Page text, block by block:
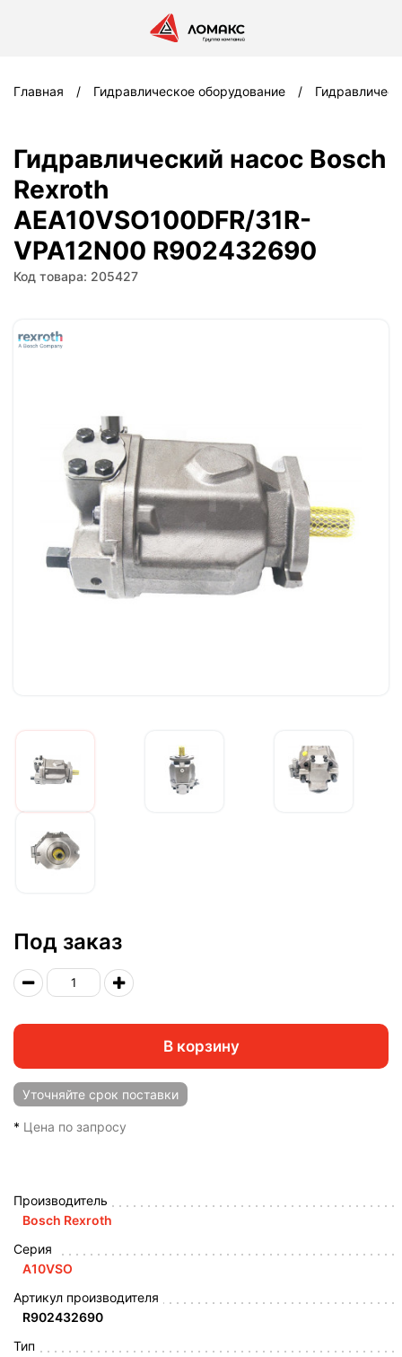
Главная Гидравлическое оборудование
Гидравлический насос Bosch
Rexroth
AEA10VSO100DFR/31R-
VPA12N00 R902432690
Код товара: 205427
Под заказ
В корзину
Уточняйте срок поставки
* Цена по запросу
Производитель
Bosch Rexroth
Серия
A10VSO
Артикул производителя
R902432690
Тип